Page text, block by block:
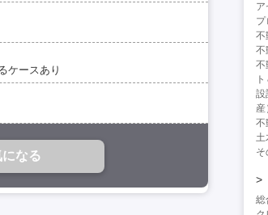
ケースあり
ア
プ
不
不
不
設
産
不
土
そ
総